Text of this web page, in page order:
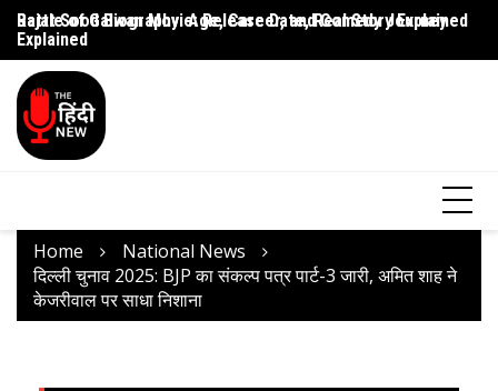
Rajat Sood Biography: Age, Career, and Comedy Journey
Explained
Battle of Galwan Movie: Release Date, Real Story Explained
Home
National News
दिल्ली चुनाव 2025: BJP का संकल्प पत्र पार्ट-3 जारी, अमित शाह ने
केजरीवाल पर साधा निशाना